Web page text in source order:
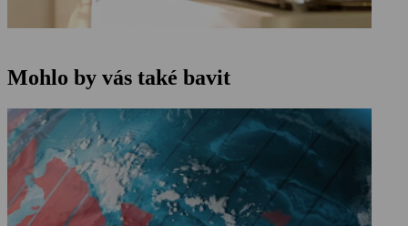
Mohlo by vás také bavit